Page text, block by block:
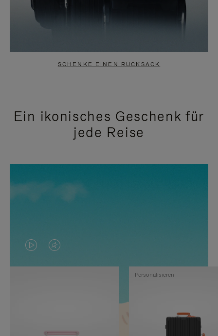
SCHENKE EINEN RUCKSACK
Ein ikonisches Geschenk für
jede Reise
DAS
VIDEO
VIDEO
IST
Personalisieren